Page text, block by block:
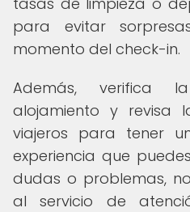
para evitar
momento del check-in.
Además, verifica
alojamiento y revisa
viajeros para tener
experiencia que
dudas o problemas,
al servicio de